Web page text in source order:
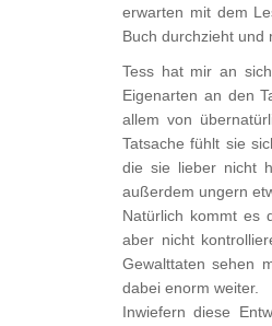
erwarten mit dem
Buch durchzieht und
Tess hat mir an
Eigenarten an den
allem von
Tatsache fühlt sie
die sie lieber nicht
außerdem ungern
Natürlich kommt es
aber nicht
Gewalttaten sehen
dabei enorm weiter.
Inwiefern diese